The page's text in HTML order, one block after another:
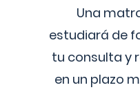
Una
estudiará de
tu consulta y
en un plazo